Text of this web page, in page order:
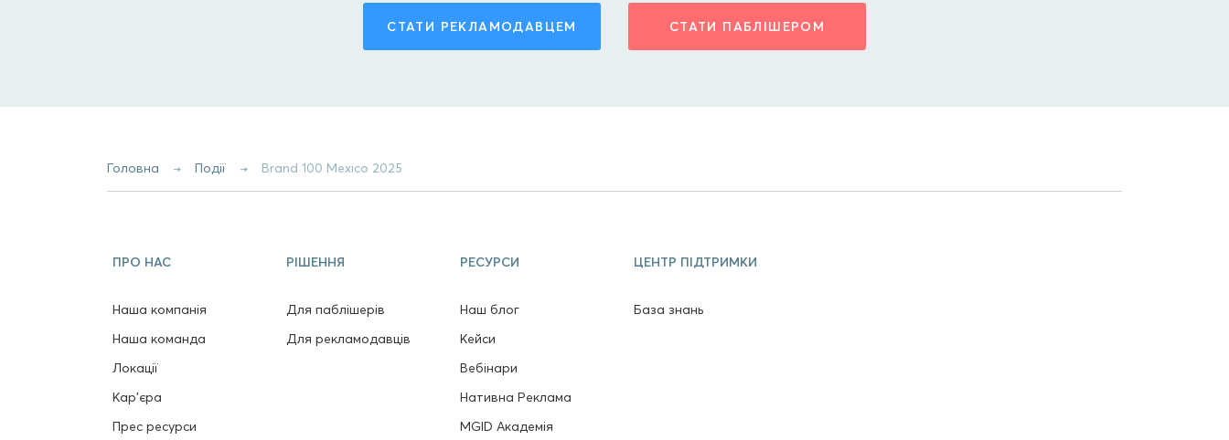
СТАТИ РЕКЛАМОДАВЦЕМ СТАТИ ПАБЛІШЕРОМ
Головна Події Brand 100 Mexico 2025
ПРО НАС
Наша компанія
Наша команда
Локації
Кар'єра
Прес ресурси
РІШЕННЯ
Для паблішерів
Для рекламодавців
РЕСУРСИ
Наш блог
Кейси
Вебінари
Нативна Реклама
MGID Академія
ЦЕНТР ПІДТРИМКИ
База знань